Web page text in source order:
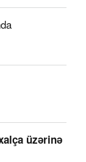
üzərinə